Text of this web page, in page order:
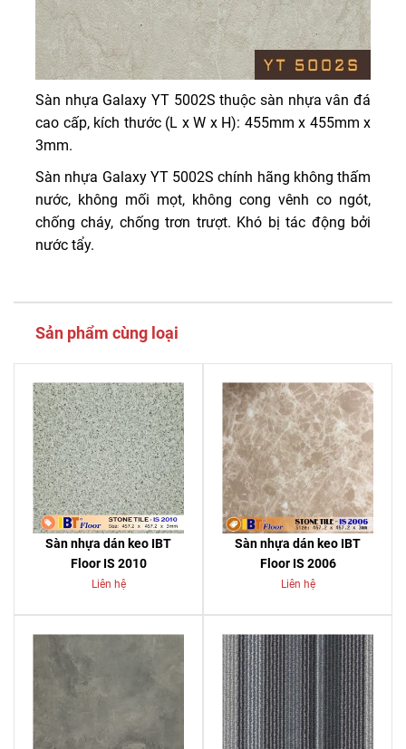
Sàn nhựa Galaxy YT 5002S thuộc sàn nhựa vân đá
cao cấp, kích thước (L x W x H): 455mm x 455mm x
3mm.
Sàn nhựa Galaxy YT 5002S chính hãng không thấm
nước, không mối mọt, không cong vênh co ngót,
chống cháy, chống trơn trượt. Khó bị tác động bởi
nước tẩy.
Sản phẩm cùng loại
Sàn nhựa dán keo IBT
Floor IS 2010
Liên hệ
Sàn nhựa dán keo IBT
Floor IS 2006
Liên hệ